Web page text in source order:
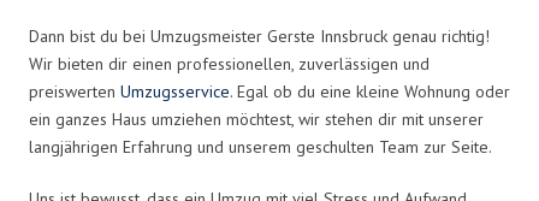
Dann bist du bei Umzugsmeister Gerste Innsbruck genau richtig!
Wir bieten dir einen professionellen, zuverlässigen und
preiswerten Umzugsservice. Egal ob du eine kleine Wohnung oder
ein ganzes Haus umziehen möchtest, wir stehen dir mit unserer
langjährigen Erfahrung und unserem geschulten Team zur Seite.